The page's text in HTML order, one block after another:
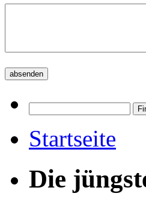
Startseite
Die